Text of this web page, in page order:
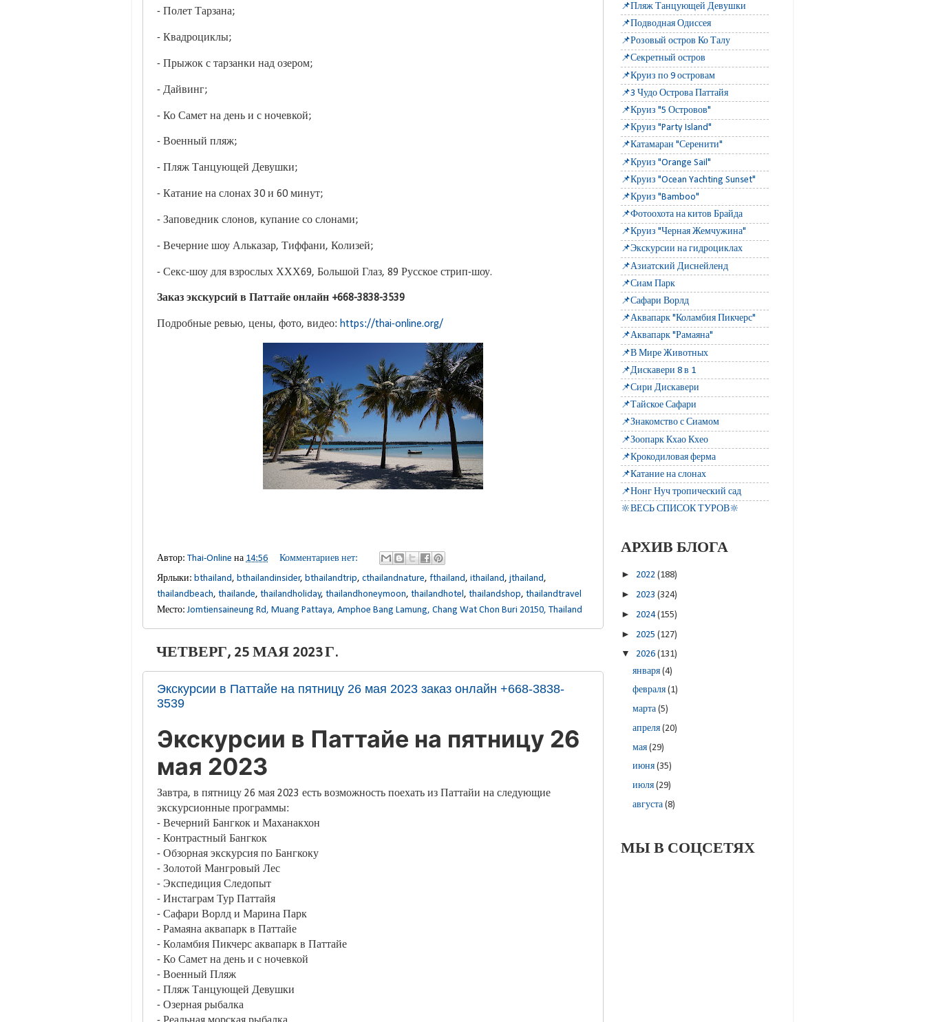
- Полет Тарзана;
- Квадроциклы;
- Прыжок с тарзанки над озером;
- Дайвинг;
- Ко Самет на день и с ночевкой;
- Военный пляж;
- Пляж Танцующей Девушки;
- Катание на слонах 30 и 60 минут;
- Заповедник слонов, купание со слонами;
- Вечерние шоу Альказар, Тиффани, Колизей;
- Секс-шоу для взрослых ХХХ69, Большой Глаз, 89 Русское стрип-шоу.
Заказ экскурсий в Паттайе онлайн +668-3838-3539
Подробные ревью, цены, фото, видео: https://thai-online.org/
Автор: Thai-Online на 14:56
Комментариев нет:
Ярлыки: bthailand , bthailandinsider, bthailandtrip, cthailandnature, fthailand , ithailand , jthailand ,
thailandbeach, thailande, thailandholiday, thailandhoneymoon, thailandhotel , thailandshop, thailandtravel
Место:Jomtiensaineung Rd, Muang Pattaya, Amphoe Bang Lamung, Chang Wat Chon Buri 20150, Thailand
ЧЕТВЕРГ, 25 МАЯ 2023 Г.
Экскурсии в Паттайе на пятницу 26 мая 2023 заказ онлайн +668-3838-
3539
Экскурсии в Паттайе на пятницу 26
мая 2023
Завтра, в пятницу 26 мая 2023 есть возможность поехать из Паттайи на следующие
экскурсионные программы:
- Вечерний Бангкок и Маханакхон
- Контрастный Бангкок
- Обзорная экскурсия по Бангкоку
- Золотой Мангровый Лес
- Экспедиция Следопыт
- Инстаграм Тур Паттайя
- Сафари Ворлд и Марина Парк
- Рамаяна аквапарк в Паттайе
- Коламбия Пикчерс аквапарк в Паттайе
- Ко Самет на день и с ночевкой
- Военный Пляж
- Пляж Танцующей Девушки
- Озерная рыбалка
📌Пляж Танцующей Девушки
📌Подводная Одиссея
📌Розовый остров Ко Талу
📌Секретный остров
📌Круиз по 9 островам
📌3 Чудо Острова Паттайя
📌Круиз "5 Островов"
📌Круиз "Party Island"
📌Катамаран "Серенити"
📌Круиз "Orange Sail"
📌Круиз "Ocean Yachting Sunset"
📌Круиз "Bamboo"
📌Фотоохота на китов Брайда
📌Круиз "Черная Жемчужина"
📌Экскурсии на гидроциклах
📌Азиатский Диснейленд
📌Сиам Парк
📌Сафари Ворлд
📌Аквапарк "Коламбия Пикчерс"
📌Аквапарк "Рамаяна"
📌В Мире Животных
📌Дискавери 8 в 1
📌Сири Дискавери
📌Тайское Сафари
📌Знакомство с Сиамом
📌Зоопарк Кхао Кхео
📌Крокодиловая ферма
📌Катание на слонах
📌Нонг Нуч тропический сад
🔆ВЕСЬ СПИСОК ТУРОВ🔆
АРХИВ БЛОГА
► 2022 (188)
► 2023 (324)
► 2024(155)
► 2025 (127)
▼ 2026 (131)
января(4)
февраля(1)
марта(5)
апреля(20)
мая(29)
июня(35)
июля(29)
августа(8)
МЫ В СОЦСЕТЯХ